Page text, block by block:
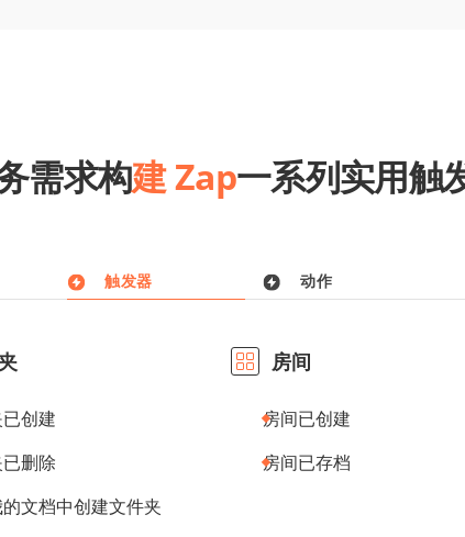
需求构建 Zap一系列实用触
触发器 动作
创建
删除
文档中创建文件夹
房间
房间已创建
房间已存档